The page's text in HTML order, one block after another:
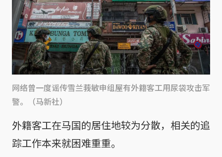
网络曾一度谣传雪兰莪敏申组屋有外籍客工用尿袋攻击军
警。（马新社）
外籍客工在马国的居住地较为分散，相关的追
踪工作本来就困难重重。